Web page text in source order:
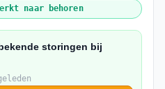
naar behoren
storingen bij